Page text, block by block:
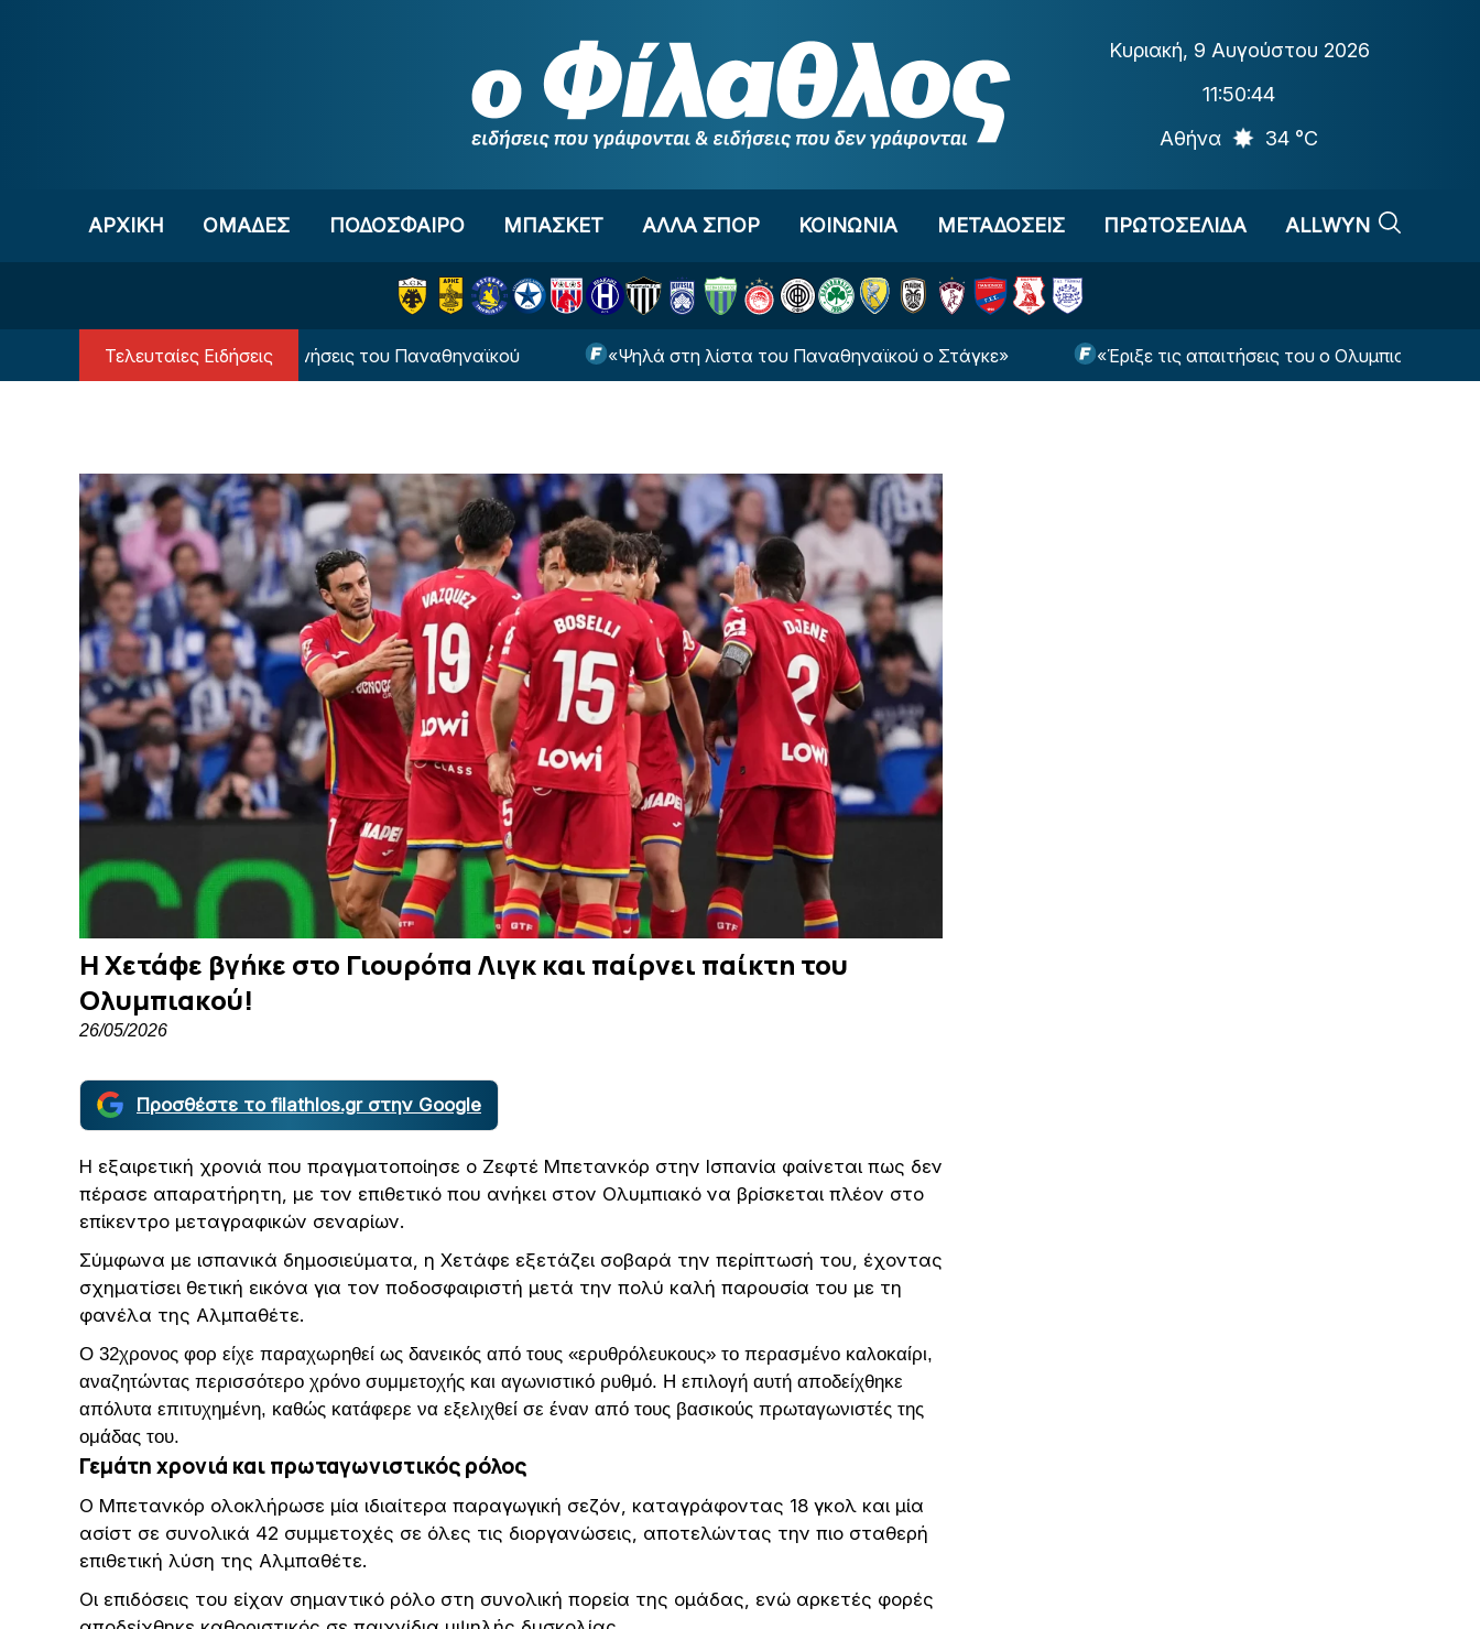
Κυριακή, 9 Αυγούστου 2026
11:50:45
Αθήνα
34 °C
ΑΡΧΙΚΗ OΜΑΔΕΣ ΠΟΔΟΣΦΑΙΡΟ ΜΠΑΣΚΕΤ ΑΛΛΑ ΣΠΟΡ ΚΟΙΝΩΝΙΑ ΜΕΤΑΔΟΣΕΙΣ ΠΡΩΤΟΣΕΛΙΔΑ ALLWYN
Τελευταίες Ειδήσεις
επέστρεψε στις προπονήσεις του Παναθηναϊκού «Ψηλά στη λίστα του Παναθηναϊκού ο Στάγκε» «Έριξε τις απαιτήσεις του ο Ολυμπιακός για Γουόκαπ»
Η Χετάφε βγήκε στο Γιουρόπα Λιγκ και παίρνει παίκτη του
Ολυμπιακού!
26/05/2026
Προσθέστε το filathlos.gr στην Google
Η εξαιρετική χρονιά που πραγματοποίησε ο Ζεφτέ Μπετανκόρ στην Ισπανία φαίνεται πως δεν
πέρασε απαρατήρητη, με τον επιθετικό που ανήκει στον Ολυμπιακό να βρίσκεται πλέον στο
επίκεντρο μεταγραφικών σεναρίων.
Σύμφωνα με ισπανικά δημοσιεύματα, η Χετάφε εξετάζει σοβαρά την περίπτωσή του, έχοντας
σχηματίσει θετική εικόνα για τον ποδοσφαιριστή μετά την πολύ καλή παρουσία του με τη
φανέλα της Αλμπαθέτε.
Ο 32χρονος φορ είχε παραχωρηθεί ως δανεικός από τους «ερυθρόλευκους» το περασμένο καλοκαίρι,
αναζητώντας περισσότερο χρόνο συμμετοχής και αγωνιστικό ρυθμό. Η επιλογή αυτή αποδείχθηκε
απόλυτα επιτυχημένη, καθώς κατάφερε να εξελιχθεί σε έναν από τους βασικούς πρωταγωνιστές της
ομάδας του.
Γεμάτη χρονιά και πρωταγωνιστικός ρόλος
Ο Μπετανκόρ ολοκλήρωσε μία ιδιαίτερα παραγωγική σεζόν, καταγράφοντας 18 γκολ και μία
ασίστ σε συνολικά 42 συμμετοχές σε όλες τις διοργανώσεις, αποτελώντας την πιο σταθερή
επιθετική λύση της Αλμπαθέτε.
Οι επιδόσεις του είχαν σημαντικό ρόλο στη συνολική πορεία της ομάδας, ενώ αρκετές φορές